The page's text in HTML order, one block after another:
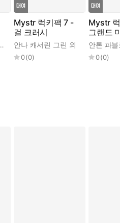
Mystr 럭키팩 7 -
걸 크러시
안나 캐서린 그린 외
0(0)
Mystr
그랜드
0(0)